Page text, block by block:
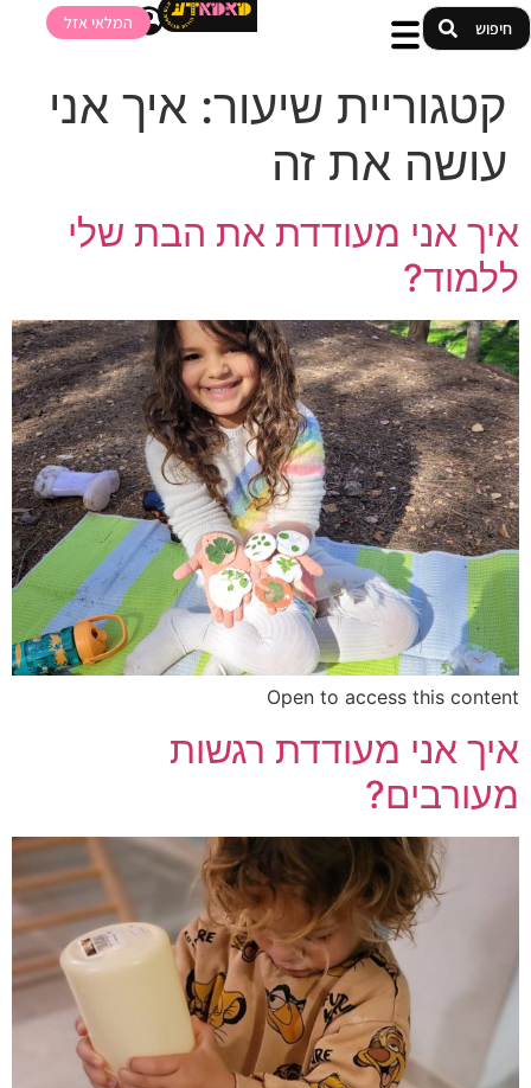
המלאי אזל
קטגוריית שיעור: איך אני
עושה את זה
איך אני מעודדת את הבת שלי
ללמוד?
Open to access this content
איך אני מעודדת רגשות
מעורבים?